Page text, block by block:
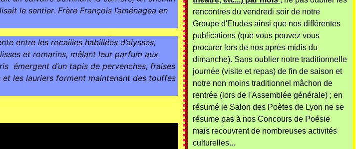
le sentier. Frère François l’aménagea en
entre les rocailles habillées d’alysses,
et romarins, mêlant leur parfum aux
émergent d’un tapis de pervenches, fraises
et les lauriers forment maintenant des touffes
rencontres du vendredi soir de notre
Groupe d'Etudes ainsi que nos différentes
publications (que vous pouvez vous
procurer lors de nos après-midis du
dimanche). Sans oublier notre traditionnelle
journée (visite et repas) de fin de saison et
notre non moins traditionnel mâchon de
rentrée (lors de l'Assemblée générale) ; en
résumé le Salon des Poètes de Lyon ne se
résume pas à nos Concours de Poésie
mais recouvrent de nombreuses activités
culturelles...